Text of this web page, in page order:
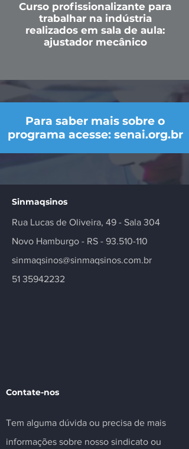
Curso profissionalizante para
trabalhar na indústria
realizados em sala de aula:
ajustador mecânico
Para saber mais sobre o
programa acesse: senai.org.br
Sinmaqsinos
Rua Lucas de Oliveira, 49 - Sala 304
Novo Hamburgo - RS - 93.510-110
sinmaqsinos@sinmaqsinos.com.br
51 35942232
Contate-nos
Tem alguma dúvida ou precisa de mais
informações sobre nosso sindicato ou